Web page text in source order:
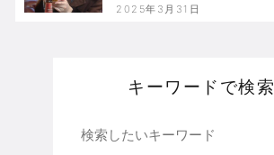
2025年3月31日
キーワードで検索